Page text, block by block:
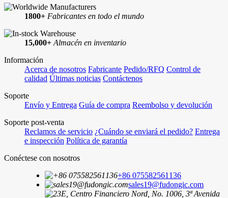
1800+ Fabricantes en todo el mundo
15,000+ Almacén en inventario
Información
Acerca de nosotros Fabricante Pedido/RFQ Control de
calidad Últimas noticias Contáctenos
Soporte
Envío y Entrega Guía de compra Reembolso y devolución
Soporte post-venta
Reclamos de servicio ¿Cuándo se enviará el pedido? Entrega
e inspección Política de garantía
Conéctese con nosotros
+86 075582561136
sales19@fudongic.com